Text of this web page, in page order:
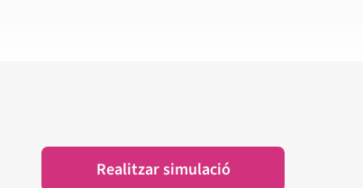
Realitzar simulació